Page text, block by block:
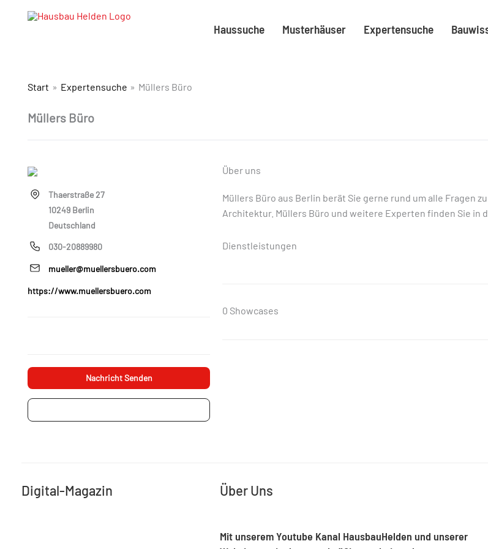
Haussuche Musterhäuser Expertensuche
Start Expertensuche Müllers Büro
Müllers Büro
Thaerstraße 27
10249 Berlin
Deutschland
030-20889980
mueller@muellersbuero.com
https://www.muellersbuero.com
Nachricht Senden
Über uns
Müllers Büro aus Berlin berät Sie gerne rund um alle Fragen
Architektur. Müllers Büro und weitere Experten finden Sie in
Dienstleistungen
0 Showcases
Digital-Magazin Über Uns
Mit unserem Youtube Kanal HausbauHelden und unserer